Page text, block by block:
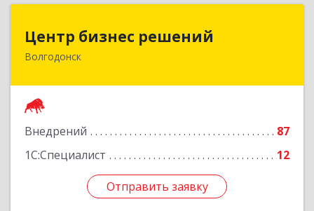
Центр бизнес решений
Волгодонск
Внедрений
87
1С:Специалист
12
Отправить заявку
Центр бизнес решений
347375, Ростовская обл, Волгодонск г,
Отправить заявку